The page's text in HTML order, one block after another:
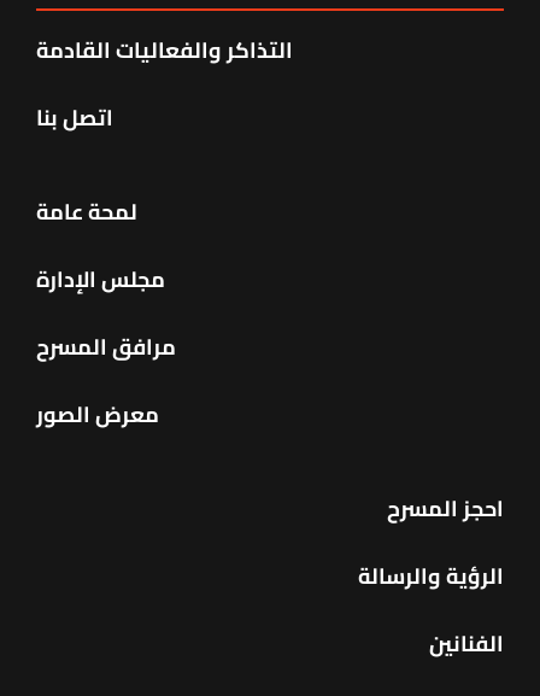
التذاكر والفعاليات القادمة
اتصل بنا
لمحة عامة
مجلس الإدارة
مرافق المسرح
معرض الصور
احجز المسرح
الرؤية والرسالة
الفنانين